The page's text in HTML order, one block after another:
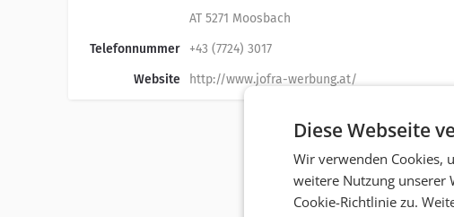
AT 5271 Moosbach
Telefonnummer
+43 (7724) 3017
Website
http://www.jofra-werbung.at/
Diese Webseite
Wir verwenden Cookies,
weitere Nutzung unserer
Cookie-Richtlinie zu.